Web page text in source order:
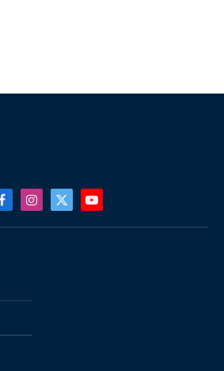
FacebookInstagram
X
(Twitter)
YouTube